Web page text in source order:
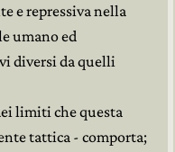
e repressiva nella
umano ed
diversi da quelli
limiti che questa
tattica - comporta;